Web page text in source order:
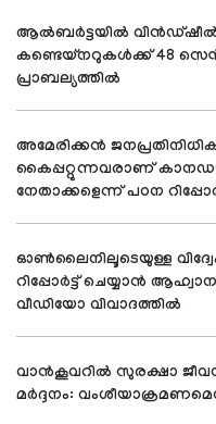
ആൽബർട്ടയിൽ
കണ്ടെയ്നറുകൾക്ക് 48
പ്രാബല്യത്തിൽ
അമേരിക്കൻ
കൈപ്പറ്റുന്നവരാണ്
നേതാക്കളെന്ന് പഠന
ഓൺലൈനിലൂടെയുള്ള
റിപ്പോർട്ട് ചെയ്യാൻ
വീഡിയോ വിവാദത്തിൽ
വാൻകൂവറിൽ സുരക്ഷാ
മർദ്ദനം: